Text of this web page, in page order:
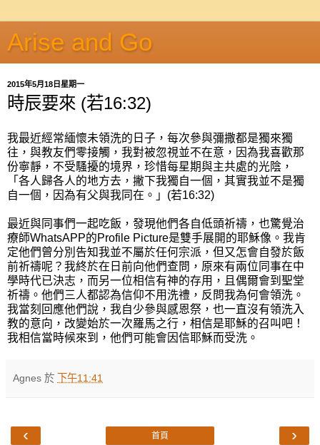
Arise and Go
2015年5月18日星期一
時辰要來 (若16:32)
我最近經常緬懷未領洗的日子，每次參與彌撒都是獨來獨
往，與教友們零接觸，我對被忽視並不在意，因為我喜歡那
份寧靜，不受騷擾的境界，珍惜每星期與主共處的光陰，
「各人歸各人的地方去，撇下我獨自一個，其實我並不是獨
自一個，因為有父與我同在。」(若16:32)
最近與同事們一起吃飯，發現他們各自低頭祈禱，也驚覺治
療師WhatsAPP的Profile Picture是雙手展開的耶穌像。我肯
定他們曾分別告知我並不屬於任何宗派，但又怎會自發於飯
前祈禱呢？我終於在日前向他們查問，原來有兩位同事在中
學時代已決志，而另一位相信有神的存用，且偶爾會到聖堂
祈禱。他們三人都認為信仰不用洗禮，反問我為何會領洗。
我當刻回應他們說，我自少參與感恩祭，也一直沒有領洗入
教的意向，改變始於一次羅馬之行，相信是耶穌的召叫吧！
我相信當時候來到，他們可能會因信耶穌而受洗。
Agnes 於 下午11:41
‹ ›
首頁